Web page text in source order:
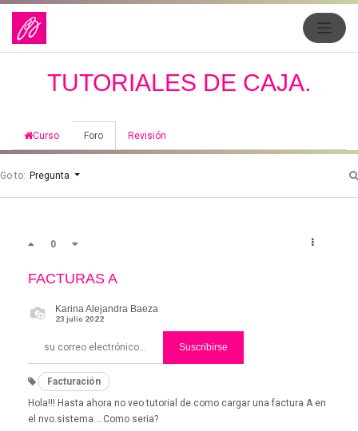
TUTORIALES DE CAJA.
Curso Foro Revisión
Go to: Pregunta
0
FACTURAS A
Karina Alejandra Baeza
23 julio 2022
Suscribirse
Facturación
Hola!!! Hasta ahora no veo tutorial de como cargar una factura A en
el nvo.sistema....Como seria?